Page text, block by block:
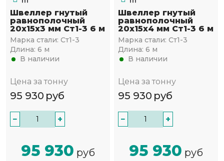
Швеллер гнутый
равнополочный
20х15х3 мм Ст1-3 6 м
Марка стали: Ст1-3
Длина: 6 м
В наличии
Цена за тонну
95 930 руб
− +
95 930 руб
Швеллер гнутый
равнополочный
20х15х4 мм Ст1-3 6 м
Марка стали: Ст1-3
Длина: 6 м
В наличии
Цена за тонну
95 930 руб
− +
95 930 руб